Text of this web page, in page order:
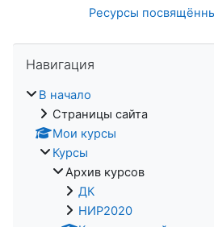
Ресурсы
Навигация
В начало
Страницы сайта
Мои курсы
Курсы
Архив курсов
ДК
НИР2020